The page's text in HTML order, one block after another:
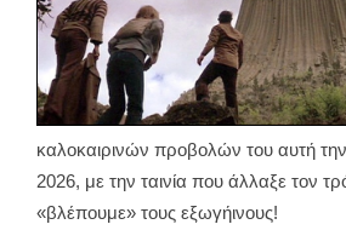
καλοκαιρινών προβολών του αυτή
2026, με την ταινία που άλλαξε τον
«βλέπουμε» τους εξωγήινους!